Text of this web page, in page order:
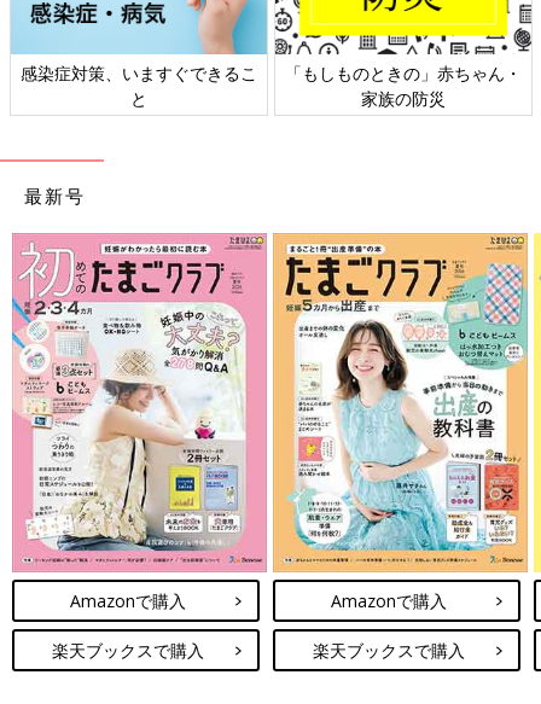
感染症対策、いますぐできるこ
と
「もしものときの」赤ちゃん・
家族の防災
最新号
Amazonで購入
楽天ブックスで購入
Amazonで購入
楽天ブックスで購入